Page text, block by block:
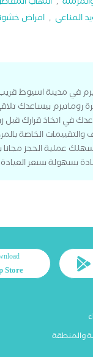
المناعى , امراض
في مدينة اسيوط
روماتيزم بيساعدك
في اتخاذ قرارك قبل
الخاصة
عملية الحجز
بسهولة بسعر العيادة
Store
والمنطقة